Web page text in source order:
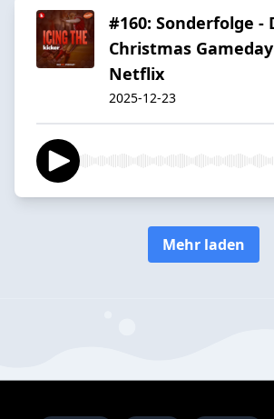
#160: Sonderfolge -
Christmas
Netflix
2025-12-23
Mehr laden